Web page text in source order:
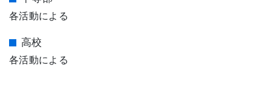
各活動による
高校
各活動による